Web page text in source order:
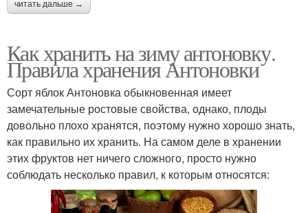
читать дальше →
Как хранить на зиму антоновку.
Правила хранения Антоновки
Сорт яблок Антоновка обыкновенная имеет
замечательные ростовые свойства, однако, плоды
довольно плохо хранятся, поэтому нужно хорошо знать,
как правильно их хранить. На самом деле в хранении
этих фруктов нет ничего сложного, просто нужно
соблюдать несколько правил, к которым относятся: